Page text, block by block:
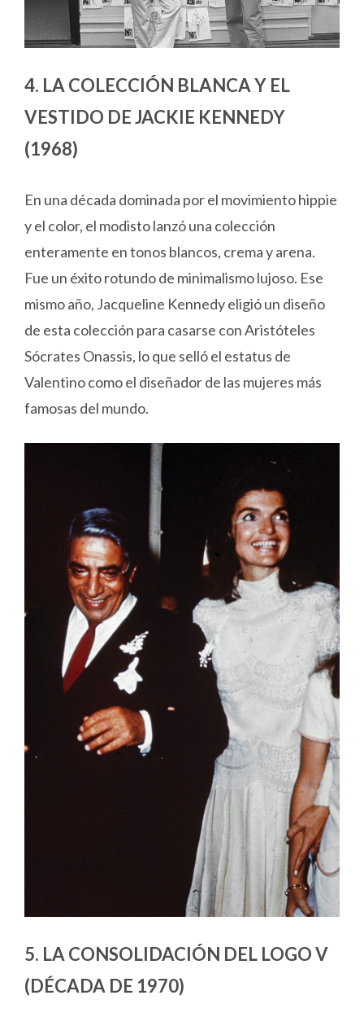
4. LA COLECCIÓN BLANCA Y EL
VESTIDO DE JACKIE KENNEDY
(1968)
En una década dominada por el movimiento hippie
y el color, el modisto lanzó una colección
enteramente en tonos blancos, crema y arena.
Fue un éxito rotundo de minimalismo lujoso. Ese
mismo año, Jacqueline Kennedy eligió un diseño
de esta colección para casarse con Aristóteles
Sócrates Onassis, lo que selló el estatus de
Valentino como el diseñador de las mujeres más
famosas del mundo.
5. LA CONSOLIDACIÓN DEL LOGO V
(DÉCADA DE 1970)